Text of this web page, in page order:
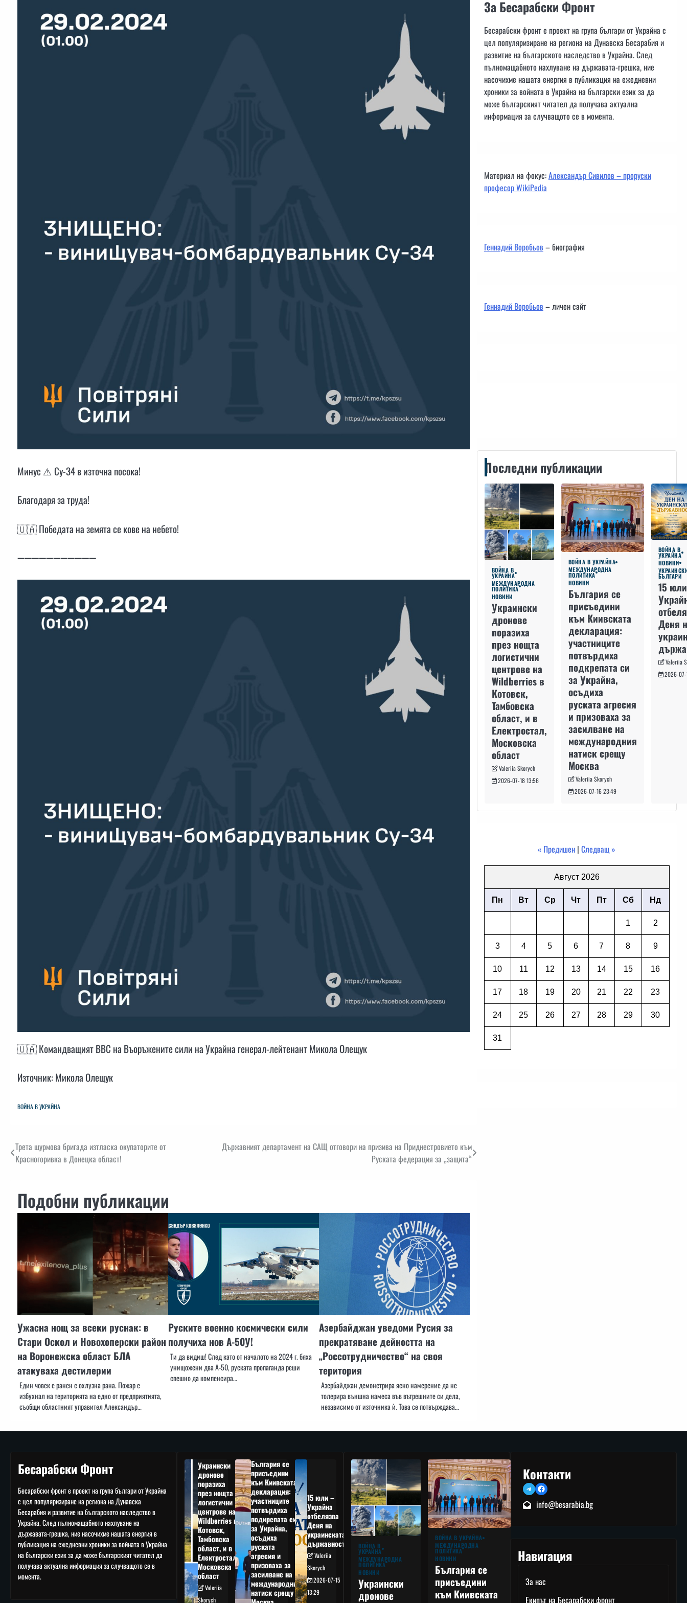
Минус ⚠️ Су-34 в източна посока!
Благодаря за труда!
🇺🇦 Победата на земята се кове на небето!
➖➖➖➖➖➖➖➖➖➖➖
🇺🇦 Командващият ВВС на Въоръжените сили на Украйна генерал-лейтенант Микола Олещук
Източник: Микола Олещук
ВОЙНА В УКРАЙНА
Навигация
Трета щурмова бригада изтласка окупаторите от
Красногоривка в Донецка област!
Държавният департамент на САЩ отговори на призива на Приднестровието към
Руската федерация за „защита“
Подобни публикации
Ужасна нощ за всеки руснак: в
Стари Оскол и Новохоперски район
на Воронежска област БЛА
атакуваха дестилерии
Един човек е ранен с охлузна рана. Пожар е
избухнал на територията на едно от предприятията,
съобщи областният управител Александър…
Руските военно космически сили
получиха нов А-50У!
Ти да видиш! След като от началото на 2024 г. бяха
унищожени два А-50, руската пропаганда реши
спешно да компенсира…
Азербайджан уведоми Русия за
прекратяване дейността на
„Россотрудничество“ на своя
територия
Азербайджан демонстрира ясно намерение да не
толерира външна намеса във вътрешните си дела,
независимо от източника ѝ. Това се потвърждава…
За Бесарабски Фронт
Бесарабски фронт е проект на група българи от Украйна с
цел популяризиране на региона на Дунавска Бесарабия и
развитие на българското наследство в Украйна. След
пълномащабното нахлуване на държавата-грешка, ние
насочихме нашата енергия в публикация на ежедневни
хроники за войната в Украйна на български език за да
може българският читател да получава актуална
информация за случващото се в момента.
Материал на фокус:Александър Сивилов – проруски
професор WikiPedia
Геннадий Воробьов– биография
Геннадий Воробьов– личен сайт
Последни публикации
ВОЙНА В
УКРАЙНА
МЕЖДУНАРОДНА
ПОЛИТИКА
НОВИНИ
Украински
дронове
поразиха
през нощта
логистични
центрове на
Wildberries в
Котовск,
Тамбовска
област, и в
Електростал,
Московска
област
Valeriia Skorych
2026-07-18 13:56
ВОЙНА В УКРАЙНА
МЕЖДУНАРОДНА
ПОЛИТИКА
НОВИНИ
България се
присъедини
към Киивската
декларация:
участниците
потвърдиха
подкрепата си
за Украйна,
осъдиха
руската агресия
и призоваха за
засилване на
международния
натиск срещу
Москва
Valeriia Skorych
2026-07-16 23:49
ВОЙНА В
УКРАЙНА
НОВИНИ
БЪЛГАРИ
15
Деня
Valeriia
2026-07-
« Предишен |Следващ »
Август 2026
Пн Вт Ср Чт Пт Сб Нд
1 2
3 4 5 6 7 8 9
10 11 12 13 14 15 16
17 18 19 20 21 22 23
24 25 26 27 28 29 30
31
Бесарабски Фронт
Бесарабски фронт е проект на група българи от Украйна
с цел популяризиране на региона на Дунавска
Бесарабия и развитие на българското наследство в
Украйна. След пълномащабното нахлуване на
държавата-грешка, ние насочихме нашата енергия в
публикация на ежедневни хроники за войната в Украйна
на български език за да може българският читател да
получава актуална информация за случващото се в
момента.
Украински
дронове
поразиха
през нощта
логистични
центрове на
Wildberries в
Котовск,
Тамбовска
област, и в
Електростал,
Московска
област
Valeriia
Skorych
България се
присъедини
към Киивската
декларация:
участниците
потвърдиха
подкрепата си
за Украйна,
осъдиха
руската
агресия и
призоваха за
засилване на
международния
натиск срещу
15 юли –
Украйна
отбелязва
Деня на
украинската
държавност
Valeriia
Skorych
2026-07-15
13:29
ВОЙНА В
УКРАЙНА
МЕЖДУНАРОДНА
ПОЛИТИКА
НОВИНИ
Украински
дронове
ВОЙНА В УКРАЙНА
МЕЖДУНАРОДНА
ПОЛИТИКА
НОВИНИ
България се
присъедини
към Киивската
Контакти
TelegramFacebook
info@besarabia.bg
Навигация
За нас
Екипът на Бесарабски фронт